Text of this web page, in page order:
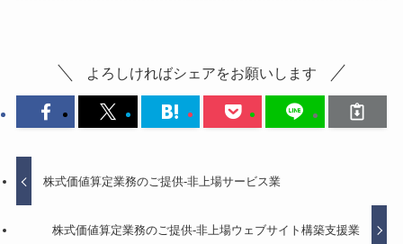
よろしければシェアをお願いします
株式価値算定業務のご提供-非上場サービス業
株式価値算定業務のご提供-非上場ウェブサイト構築支援業